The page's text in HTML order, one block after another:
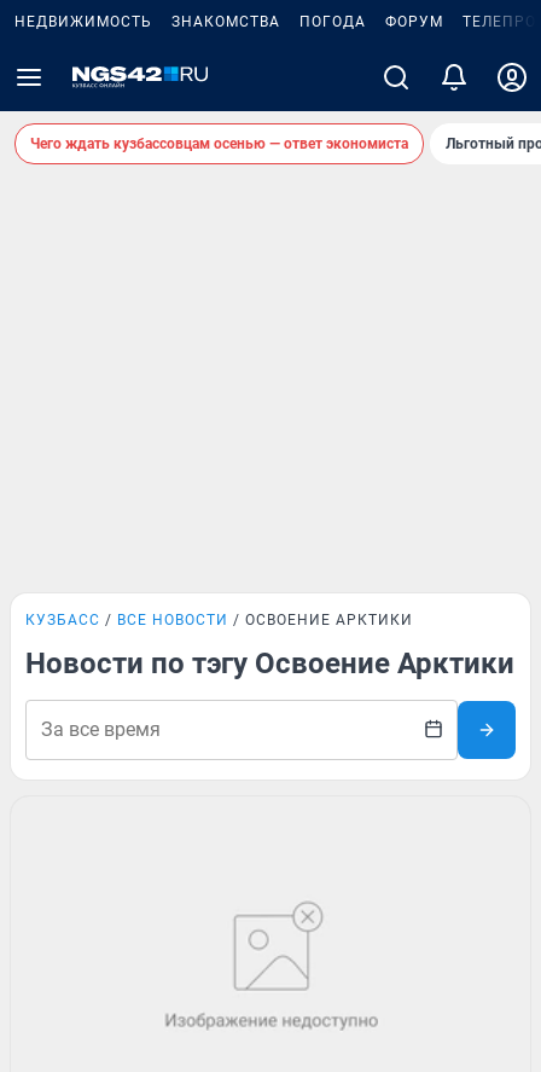
НЕДВИЖИМОСТЬ ЗНАКОМСТВА ПОГОДА ФОРУМ
Чего ждать кузбассовцам осенью — ответ экономиста Льготный
КУЗБАСС ВСЕ НОВОСТИ ОСВОЕНИЕ АРКТИКИ
Новости по тэгу Освоение Арктики